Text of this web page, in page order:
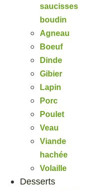
saucisses
boudin
Agneau
Boeuf
Dinde
Gibier
Lapin
Porc
Poulet
Veau
Viande
hachée
Volaille
Desserts